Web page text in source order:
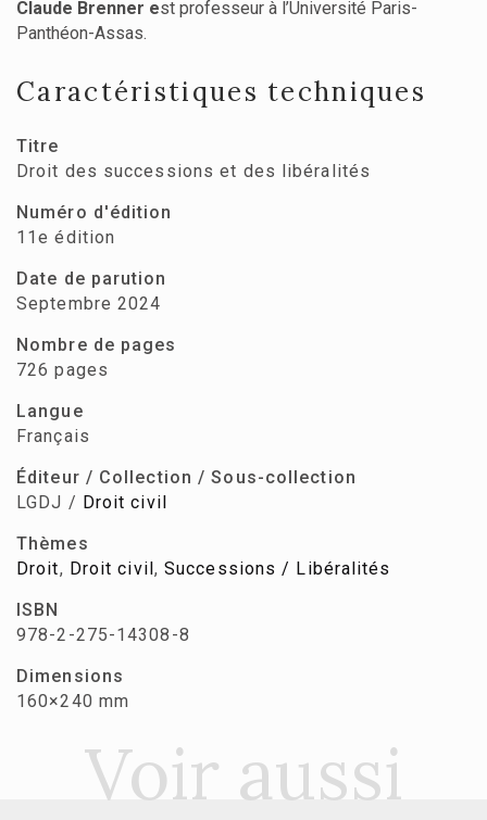
Claude Brenner est professeur à l’Université Paris-
Panthéon-Assas.
Caractéristiques techniques
Titre
Droit des successions et des libéralités
Numéro d'édition
11e édition
Date de parution
Septembre 2024
Nombre de pages
726 pages
Langue
Français
Éditeur / Collection / Sous-collection
LGDJ / Droit civil
Thèmes
Droit, Droit civil,Successions / Libéralités
ISBN
978-2-275-14308-8
Dimensions
160×240 mm
Voir aussi